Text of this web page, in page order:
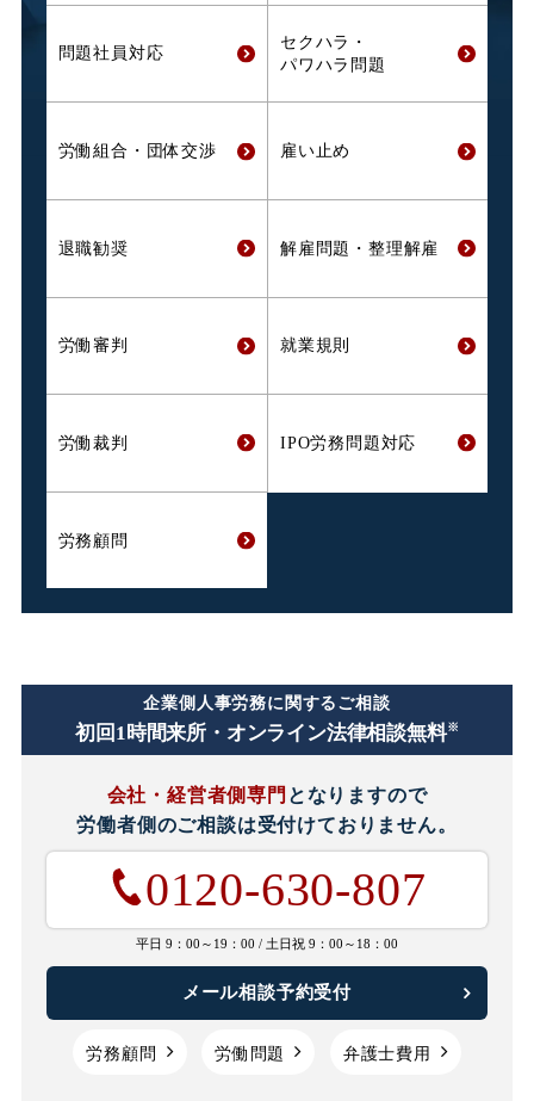
問題社員対応
セクハラ・
パワハラ問題
労働組合・ 団体交渉 雇い止め
退職勧奨 解雇問題・ 整理解雇
労働審判 就業規則
労働裁判 IPO労務問題対応
労務顧問
企業側人事労務に関するご相談
初回1時間来所・オンライン法律相談無料※
会社・経営者側専門 となりますので
労働者側のご相談は受付けておりません。
0120-630-807
平日 9：00～19：00 / 土日祝 9：00～18：00
メール相談予約受付
労務顧問 労働問題 弁護士費用